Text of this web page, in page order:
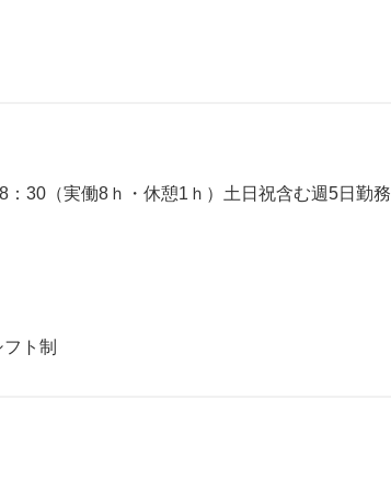
：30（実働8ｈ・休憩1ｈ）土日祝含む週5日勤務
ト制